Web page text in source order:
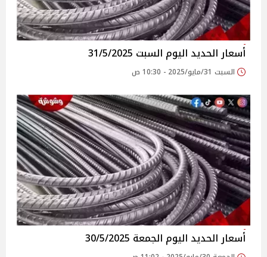
أسعار الحديد اليوم السبت 31/5/2025
السبت 31/مايو/2025 - 10:30 ص
أسعار الحديد اليوم الجمعة 30/5/2025